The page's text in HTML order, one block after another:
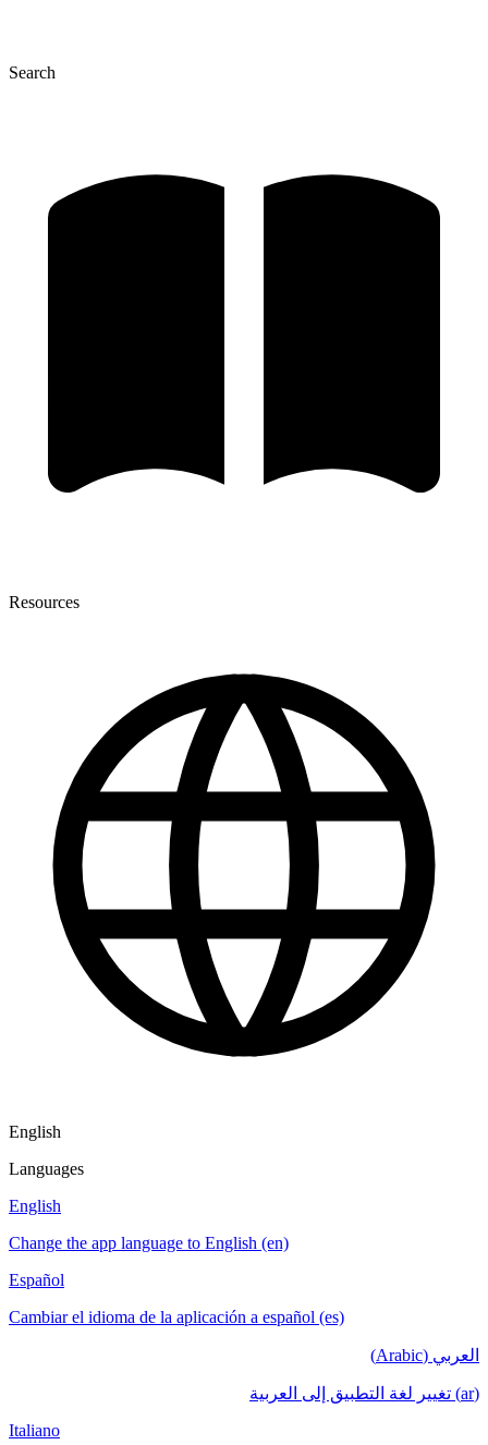
Search
Resources
English
Languages
English
Change the app language to English (en)
Español
Cambiar el idioma de la aplicación a español (es)
العربي (Arabic)
(ar) تغيير لغة التطبيق إلى العربية
Italiano